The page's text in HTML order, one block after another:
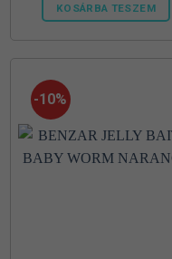
KOSÁRBA TESZEM
-10%